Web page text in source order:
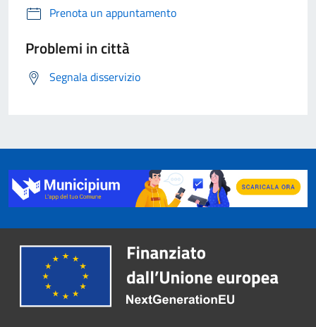
Prenota un appuntamento
Problemi in città
Segnala disservizio